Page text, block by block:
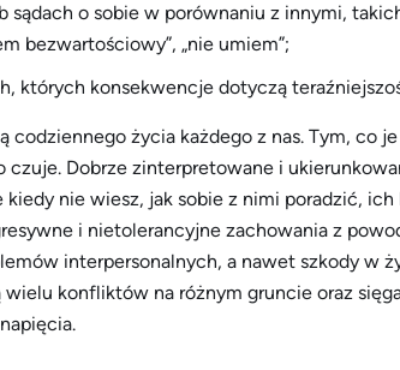
sądach o sobie w porównaniu z innymi,
bezwartościowy”, „nie umiem”;
których konsekwencje dotyczą
codziennego życia każdego z nas. Tym, co
czuje. Dobrze zinterpretowane i
nie wiesz, jak sobie z nimi poradzić, ich
i nietolerancyjne zachowania z
interpersonalnych, a nawet szkody w
konfliktów na różnym gruncie oraz